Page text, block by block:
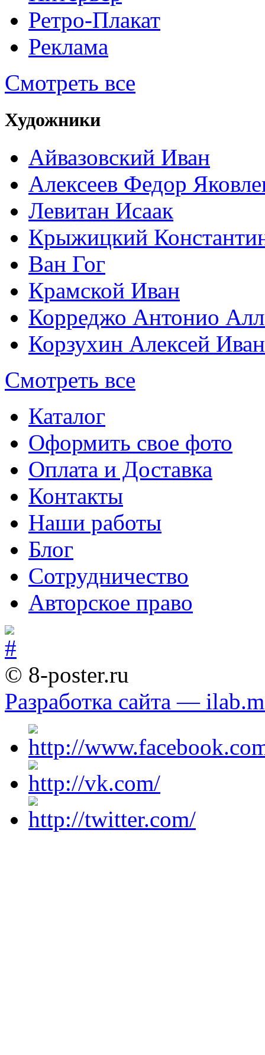
Ретро-Плакат
Реклама
Смотреть все
Художники
Айвазовский Иван
Алексеев Федор
Левитан Исаак
Крыжицкий
Ван Гог
Крамской Иван
Корреджо Антонио
Корзухин Алексей
Смотреть все
Каталог
Оформить свое фото
Оплата и Доставка
Контакты
Наши работы
Блог
Сотрудничество
Авторское право
© 8-poster.ru
Разработка сайта —